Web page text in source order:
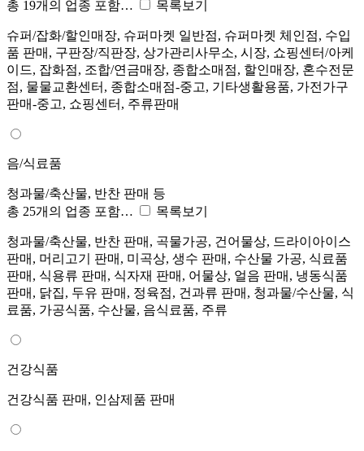
총 19개의 업종 포함…
목록보기
슈퍼/잡화/할인매장, 슈퍼마켓 일반점, 슈퍼마켓 체인점, 수입
품 판매, 구판장/직판장, 상가관리사무소, 시장, 쇼핑센터/아케
이드, 잡화점, 조합/연금매장, 종합소매점, 할인매장, 혼수전문
점, 물물교환센터, 종합소매점-중고, 기타생활용품, 가전가구
판매-중고, 쇼핑센터, 주류판매
음/식료품
청과물/축산물, 반찬 판매 등
총 25개의 업종 포함…
목록보기
청과물/축산물, 반찬 판매, 곡물가공, 건어물상, 드라이아이스
판매, 머리고기 판매, 미곡상, 생수 판매, 수산물 가공, 식료품
판매, 식용류 판매, 식자재 판매, 어물상, 얼음 판매, 냉동식품
판매, 닭집, 두유 판매, 정육점, 건과류 판매, 청과물/수산물, 식
료품, 가공식품, 수산물, 음식료품, 주류
건강식품
건강식품 판매, 인삼제품 판매